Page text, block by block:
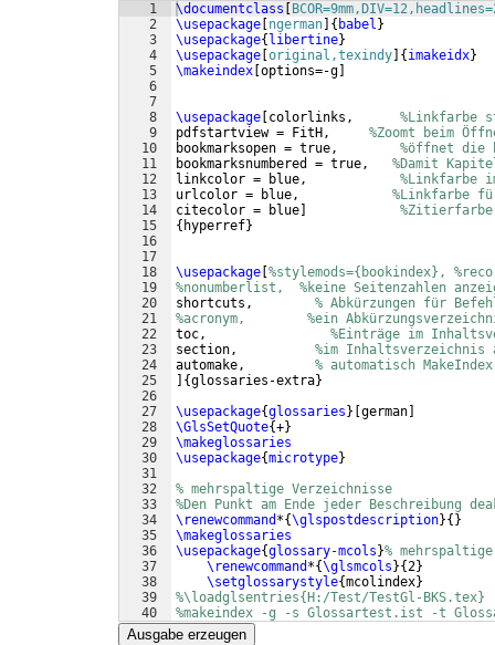
1
2
3
4
5
6
7
8
9
10
11
12
13
14
15
16
17
18
19
20
21
22
23
24
25
26
27
28
29
30
31
32
33
34
35
36
37
38
39
40
41
\documentclass
\usepackage ngerman { babel }
\usepackage{ libertine}
\usepackage original,texindy { imakeidx}
\makeindex options=-g
\usepackage colorlinks, %Linkfarbe
pdfstartview = FitH, %Zoomt beim
bookmarksopen = true, %öffnet die
bookmarksnumbered = true, %Damit
linkcolor = blue, %Linkfarbe
urlcolor = blue, %Linkfarbe
citecolor = blue
{ hyperref}
\usepackage %stylemods={bookindex},
%nonumberlist,  %keine Seitenzahlen
shortcuts, % Abkürzungen für
%acronym,        %ein
toc, %Einträge im
section, %im Inhaltsverzeichnis
automake, % automatisch
{glossaries-extra}
\usepackage{glossaries } german
\GlsSetQuote{+}
\makeglossaries
\usepackage{microtype}
% mehrspaltige Verzeichnisse
%Den Punkt am Ende jeder Beschreibung
\renewcommand *{\glspostdescription}{ }
\makeglossaries
\usepackage{glossary-mcols }%
\renewcommand *{\glsmcols }{2}
\setglossarystyle{mcolindex}
%\loadglsentries{H:/Test/TestGl-BKS.tex}
%makeindex -g -s Glossartest.ist -t
Ausgabe erzeugen